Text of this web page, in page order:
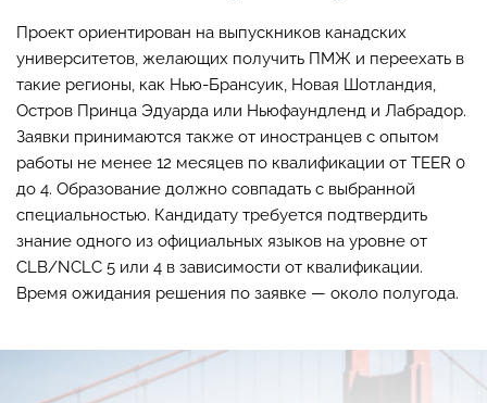
Проект ориентирован на выпускников канадских
университетов, желающих получить ПМЖ и переехать в
такие регионы, как Нью-Брансуик, Новая Шотландия,
Остров Принца Эдуарда или Ньюфаундленд и Лабрадор.
Заявки принимаются также от иностранцев с опытом
работы не менее 12 месяцев по квалификации от TEER 0
до 4. Образование должно совпадать с выбранной
специальностью. Кандидату требуется подтвердить
знание одного из официальных языков на уровне от
CLB/NCLC 5 или 4 в зависимости от квалификации.
Время ожидания решения по заявке — около полугода.